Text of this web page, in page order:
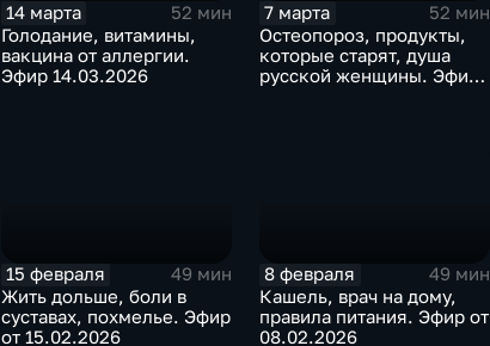
14 марта
52 мин
Голодание, витамины,
вакцина от аллергии.
Эфир 14.03.2026
7 марта
52 мин
Остеопороз, продукты,
которые старят, душа
русской женщины. Эфир
15 февраля
49 мин
Жить дольше, боли в
суставах, похмелье. Эфир
от 15.02.2026
8 февраля
49 мин
Кашель, врач на дому,
правила питания. Эфир от
08.02.2026